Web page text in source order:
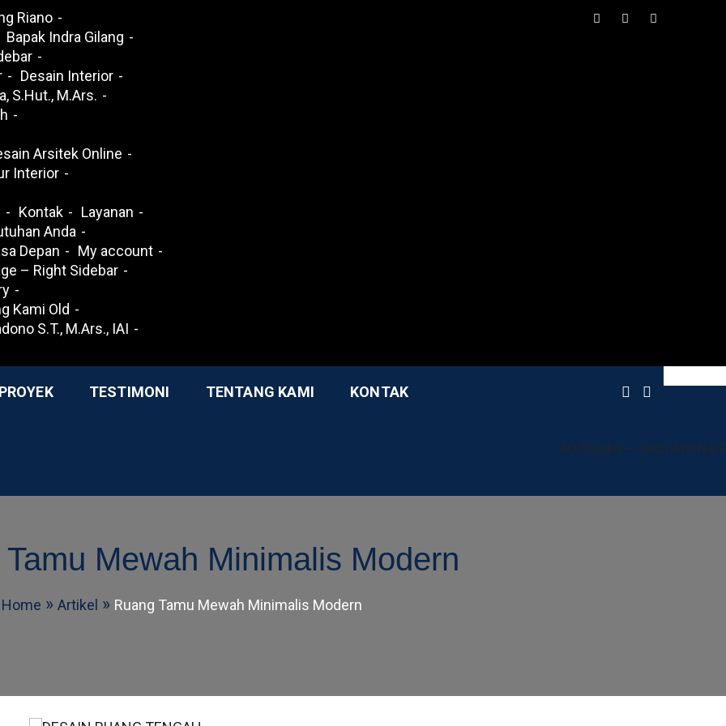
Riano
Bapak Indra Gilang
Desain Interior
S.Hut., M.Ars.
Arsitek Online
Interior
Kontak
Layanan
Anda
Depan
My account
– Right Sidebar
Kami Old
S.T., M.Ars., IAI
PROYEK TESTIMONI TENTANG KAMI KONTAK
depokarsitek@gmail.com
Tamu Mewah Minimalis Modern
Home Artikel Ruang Tamu Mewah Minimalis Modern